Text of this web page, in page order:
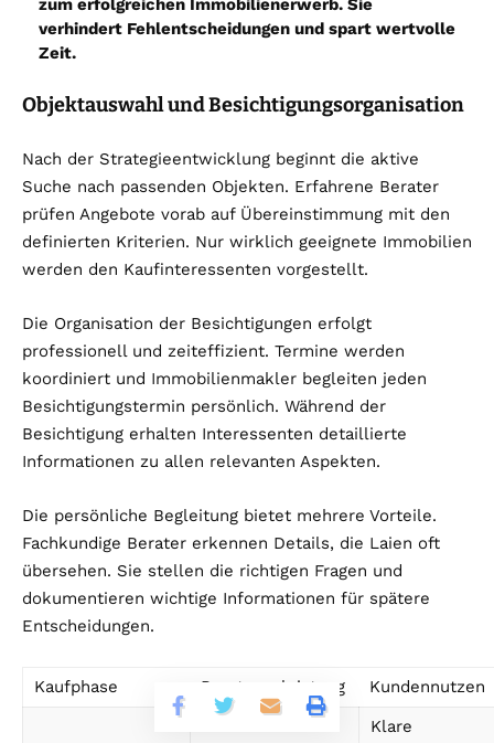
zum erfolgreichen Immobilienerwerb. Sie
verhindert Fehlentscheidungen und spart wertvolle
Zeit.
Objektauswahl und Besichtigungsorganisation
Nach der Strategieentwicklung beginnt die aktive
Suche nach passenden Objekten. Erfahrene Berater
prüfen Angebote vorab auf Übereinstimmung mit den
definierten Kriterien. Nur wirklich geeignete Immobilien
werden den Kaufinteressenten vorgestellt.
Die Organisation der Besichtigungen erfolgt
professionell und zeiteffizient. Termine werden
koordiniert und Immobilienmakler begleiten jeden
Besichtigungstermin persönlich. Während der
Besichtigung erhalten Interessenten detaillierte
Informationen zu allen relevanten Aspekten.
Die persönliche Begleitung bietet mehrere Vorteile.
Fachkundige Berater erkennen Details, die Laien oft
übersehen. Sie stellen die richtigen Fragen und
dokumentieren wichtige Informationen für spätere
Entscheidungen.
Kaufphase Beratungsleistung
Kundennutzen
Klare